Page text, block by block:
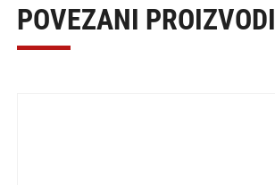
POVEZANI PROIZVODI